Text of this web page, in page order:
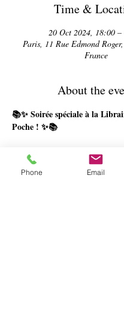
Time &
20 Oct 2024, 18:00 –
Paris, 11 Rue Edmond
France
About the
📚✨ Soirée spéciale à la
Poche ! ✨📚
Le dimanche 20 octobre à 18h,
plaisir de vous inviter à la
« Si l’Afghanistan m’était
Phone Email